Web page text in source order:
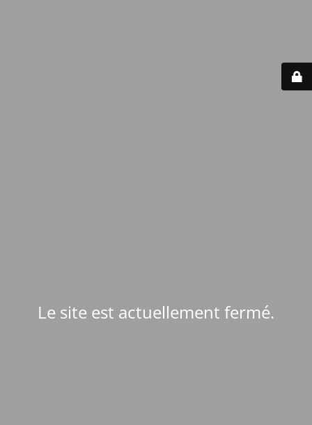
Le site est actuellement fermé.